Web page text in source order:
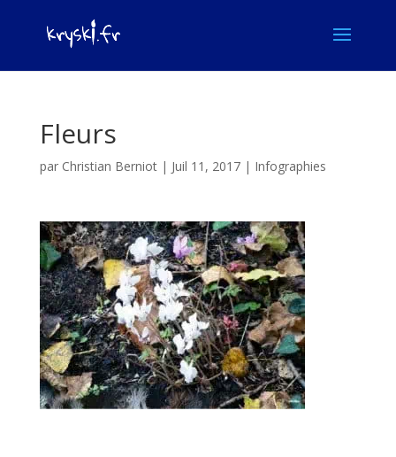
Fleurs
par Christian Berniot| Juil 11, 2017| Infographies